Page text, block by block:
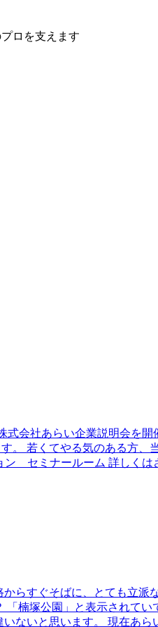
ロを支えます
会社あらい企業説明会を
若くてやる気のある方
セミナールーム 詳しくは
らすぐそばに、とても立
楠塚公園」と表示されて
ないと思います。 現在あ